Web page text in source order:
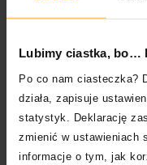
Lubimy ciastka, bo…
Po co nam ciasteczka?
działa, zapisuje
statystyk. Deklarację
zmienić w ustawieniach
informacje o tym, jak
Jest jednym z
ocena bazuje na
zasięgu
długofalowym
społeczeństwa.